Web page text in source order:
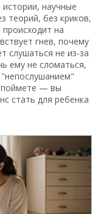
научные
теорий, без криков,
на
гнев, почему
слушаться не из-за
ему не сломаться,
поймете — вы
стать для ребенка